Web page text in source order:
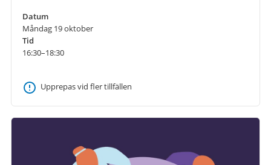
Datum
Måndag 19 oktober
Tid
16:30–18:30
Upprepas vid fler tillfällen